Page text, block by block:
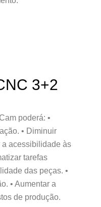
3+2
poderá: •
• Diminuir
a acessibilidade às
tarefas
das peças. •
• Aumentar a
de produção.